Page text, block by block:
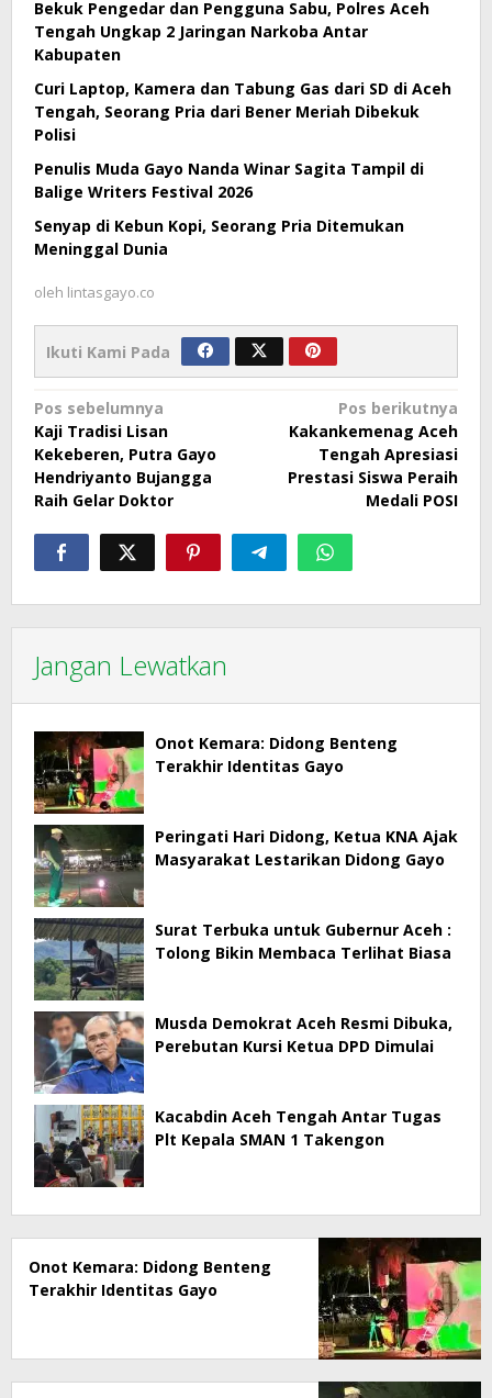
Bekuk Pengedar dan Pengguna Sabu, Polres Aceh
Tengah Ungkap 2 Jaringan Narkoba Antar
Kabupaten
Curi Laptop, Kamera dan Tabung Gas dari SD di Aceh
Tengah, Seorang Pria dari Bener Meriah Dibekuk
Polisi
Penulis Muda Gayo Nanda Winar Sagita Tampil di
Balige Writers Festival 2026
Senyap di Kebun Kopi, Seorang Pria Ditemukan
Meninggal Dunia
oleh lintasgayo.co
Ikuti Kami Pada
Navigasi
pos
Pos sebelumnya
Kaji Tradisi Lisan
Kekeberen, Putra Gayo
Hendriyanto Bujangga
Raih Gelar Doktor
Pos berikutnya
Kakankemenag Aceh
Tengah Apresiasi
Prestasi Siswa Peraih
Medali POSI
Jangan Lewatkan
Onot Kemara: Didong Benteng
Terakhir Identitas Gayo
Peringati Hari Didong, Ketua KNA Ajak
Masyarakat Lestarikan Didong Gayo
Surat Terbuka untuk Gubernur Aceh :
Tolong Bikin Membaca Terlihat Biasa
Musda Demokrat Aceh Resmi Dibuka,
Perebutan Kursi Ketua DPD Dimulai
Kacabdin Aceh Tengah Antar Tugas
Plt Kepala SMAN 1 Takengon
Onot Kemara: Didong Benteng
Terakhir Identitas Gayo